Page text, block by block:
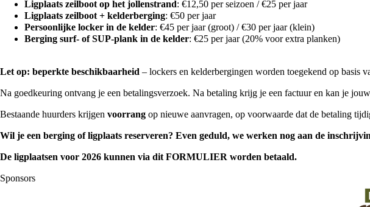
Ligplaats zeilboot op het jollenstrand: €12,50 per seizoen / €25 per jaar
Ligplaats zeilboot + kelderberging: €50 per jaar
Persoonlijke locker in de kelder: €45 per jaar (groot) / €30 per jaar (klein)
Berging surf- of SUP-plank in de kelder: €25 per jaar (20% voor extra planken)
Let op: beperkte beschikbaarheid – lockers en kelderbergingen worden toegekend op basis
Na goedkeuring ontvang je een betalingsverzoek. Na betaling krijg je een factuur en kan je
Bestaande huurders krijgen voorrang op nieuwe aanvragen, op voorwaarde dat de betaling
Wil je een berging of ligplaats reserveren? Even geduld, we werken nog aan de
De ligplaatsen voor 2026 kunnen via dit FORMULIER worden betaald.
Sponsors